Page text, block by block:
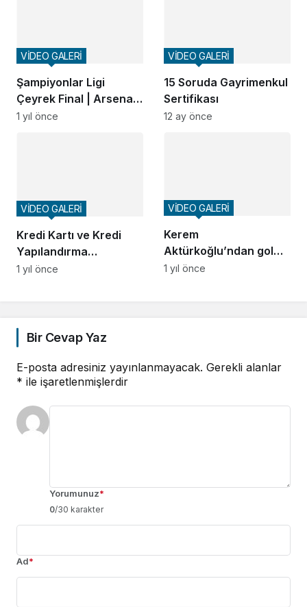
Şampiyonlar Ligi
Çeyrek Final | Arsenal
– Real Madrid (Özet)
1 yıl önce
15 Soruda Gayrimenkul
Sertifikası
VİDEO GALERİ
12 ay önce
Kredi Kartı ve Kredi
Yapılandırma
Şartlarına İlişkin
VİDEO GALERİ
1 yıl önce
Kerem
Aktürkoğlu’ndan gol
şov! | Portekiz Ligi |
VİDEO GALERİ
1 yıl önce
Bir Cevap Yaz
E-posta adresiniz yayınlanmayacak. Gerekli alanlar
* ile işaretlenmişlerdir
Yorumunuz*
0/30 karakter
Ad*